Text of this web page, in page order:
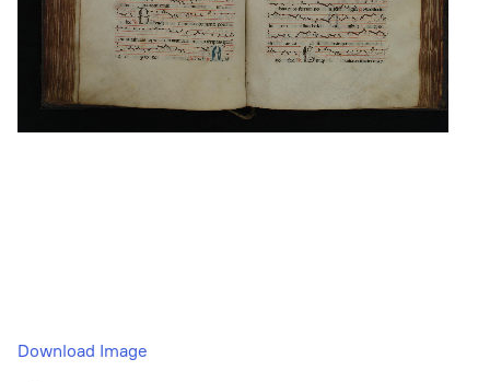
Download Image